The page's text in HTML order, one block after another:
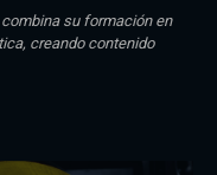
su formación en
creando contenido